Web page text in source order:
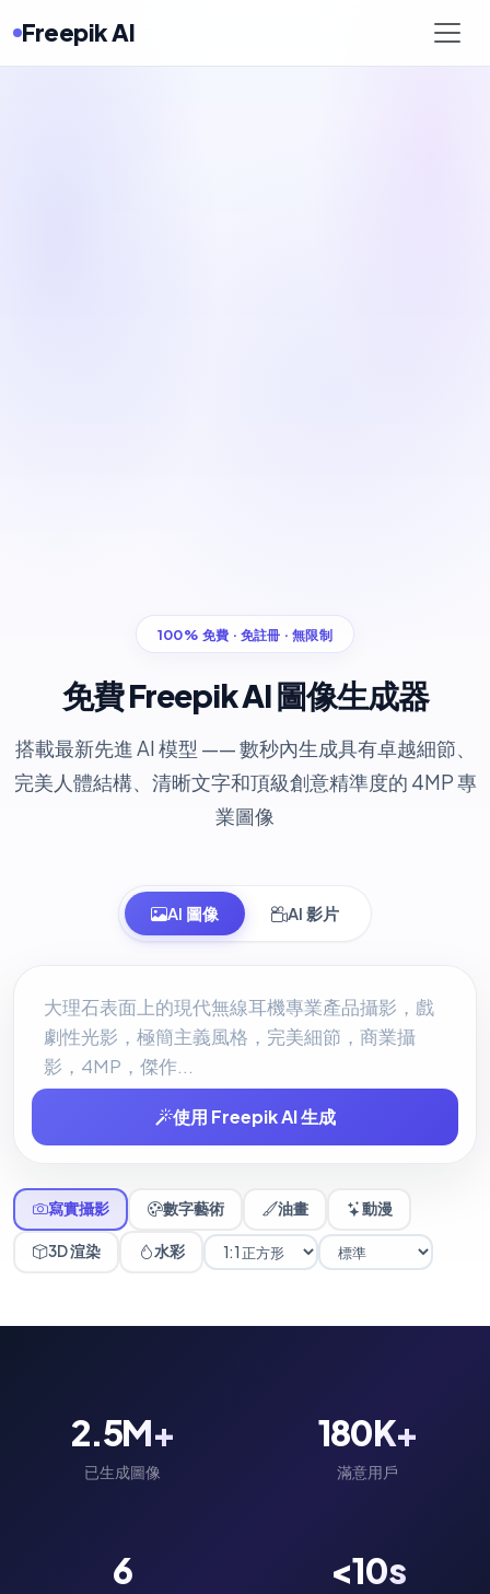
Freepik AI
100% 免費 · 免註冊 · 無限制
免費 Freepik AI 圖像生成器
搭載最新先進 AI 模型 —— 數秒內生成具有卓越細節、
完美人體結構、清晰文字和頂級創意精準度的 4MP 專
業圖像
AI 圖像 AI 影片
使用 Freepik AI 生成
寫實攝影 數字藝術 油畫 動漫
3D 渲染 水彩
2.5M+
已生成圖像
180K+
滿意用戶
6 <10s